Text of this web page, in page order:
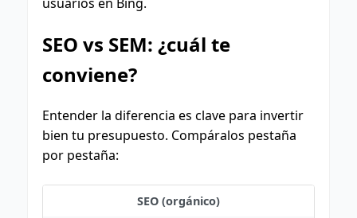
SEO vs SEM: ¿cuál te
conviene?
Entender la diferencia es clave para invertir
bien tu presupuesto. Compáralos pestaña
por pestaña:
SEO (orgánico)